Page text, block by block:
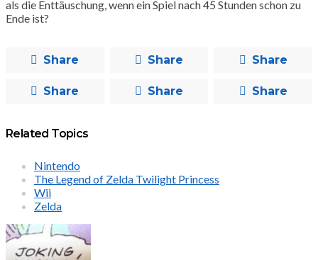
als die Enttäuschung, wenn ein Spiel nach 45 Stunden schon zu
Ende ist?
Share Share Share
Share Share Share
Related Topics
Nintendo
The Legend of Zelda Twilight Princess
Wii
Zelda